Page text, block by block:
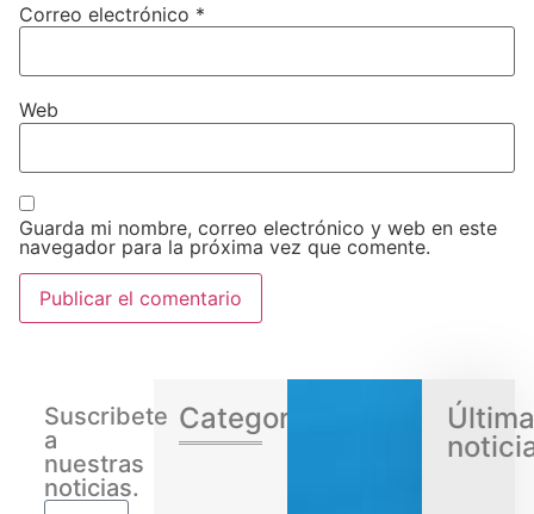
Correo electrónico *
Web
Guarda mi nombre, correo electrónico y web en este
navegador para la próxima vez que comente.
Suscribete
a
nuestras
noticias.
Categorias